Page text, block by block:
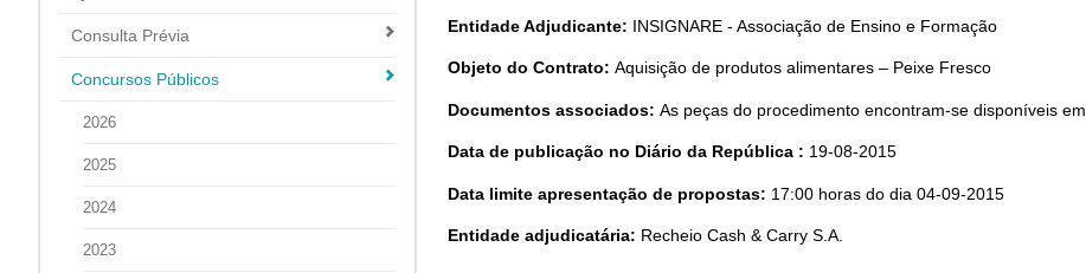
Consulta Prévia
Concursos Públicos
2026
2025
2024
2023
Entidade Adjudicante: INSIGNARE - Associação de Ensino e Formação
Objeto do Contrato: Aquisição de produtos alimentares – Peixe Fresco
Documentos associados: As peças do procedimento encontram-se disponíveis em
Data de publicação no Diário da República : 19-08-2015
Data limite apresentação de propostas: 17:00 horas do dia 04-09-2015
Entidade adjudicatária: Recheio Cash & Carry S.A.